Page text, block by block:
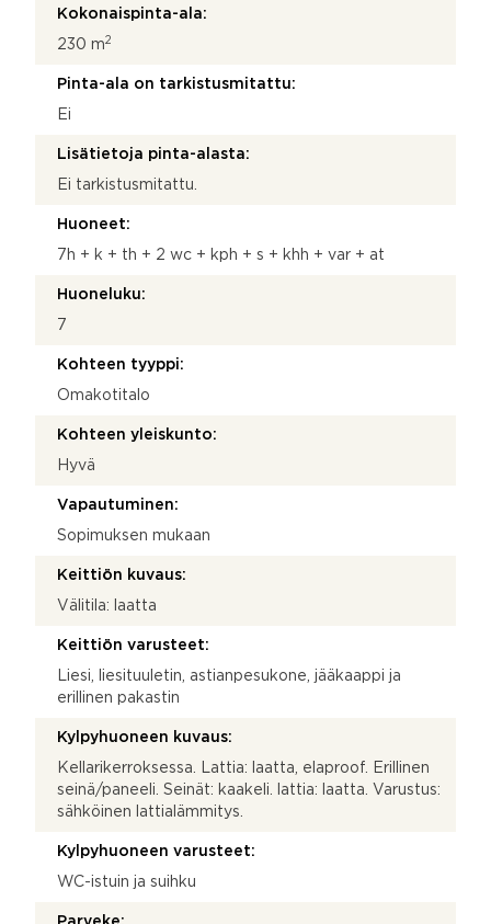
Kokonaispinta-ala:
230 m2
Pinta-ala on tarkistusmitattu:
Ei
Lisätietoja pinta-alasta:
Ei tarkistusmitattu.
Huoneet:
7h + k + th + 2 wc + kph + s + khh + var + at
Huoneluku:
7
Kohteen tyyppi:
Omakotitalo
Kohteen yleiskunto:
Hyvä
Vapautuminen:
Sopimuksen mukaan
Keittiön kuvaus:
Välitila: laatta
Keittiön varusteet:
Liesi, liesituuletin, astianpesukone, jääkaappi ja
erillinen pakastin
Kylpyhuoneen kuvaus:
Kellarikerroksessa. Lattia: laatta, elaproof. Erillinen
seinä/paneeli. Seinät: kaakeli. lattia: laatta. Varustus:
sähköinen lattialämmitys.
Kylpyhuoneen varusteet:
WC-istuin ja suihku